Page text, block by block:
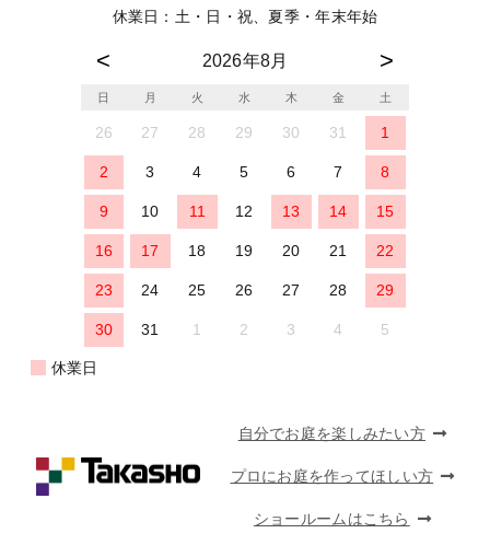
休業日：土・日・祝、夏季・年末年始
2026年8月
日 月 火 水 木 金 土
26 27 28 29 30 31 1
2 3 4 5 6 7 8
9 10 11 12 13 14 15
16 17 18 19 20 21 22
23 24 25 26 27 28 29
30 31 1 2 3 4 5
休業日
自分でお庭を楽しみたい方
プロにお庭を作ってほしい方
ショールームはこちら